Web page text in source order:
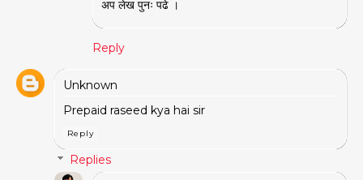
अप लेख पुनः पढे ।
Reply
Unknown
Prepaid raseed kya hai sir
Reply
Replies